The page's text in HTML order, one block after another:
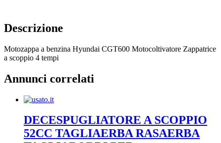
Descrizione
Motozappa a benzina Hyundai CGT600 Motocoltivatore Zappatrice
a scoppio 4 tempi
Annunci correlati
DECESPUGLIATORE A SCOPPIO
52CC TAGLIAERBA RASAERBA